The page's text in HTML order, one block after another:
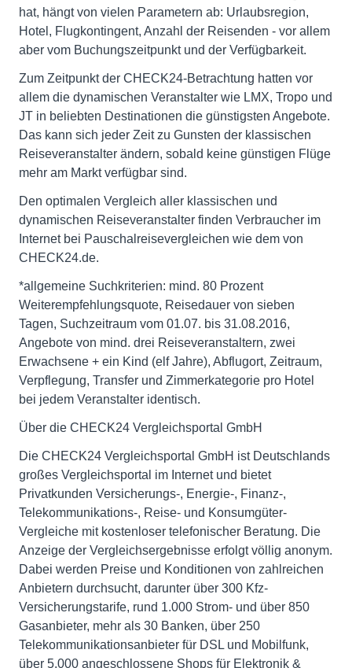
hat, hängt von vielen Parametern ab: Urlaubsregion,
Hotel, Flugkontingent, Anzahl der Reisenden - vor allem
aber vom Buchungszeitpunkt und der Verfügbarkeit.
Zum Zeitpunkt der CHECK24-Betrachtung hatten vor
allem die dynamischen Veranstalter wie LMX, Tropo und
JT in beliebten Destinationen die günstigsten Angebote.
Das kann sich jeder Zeit zu Gunsten der klassischen
Reiseveranstalter ändern, sobald keine günstigen Flüge
mehr am Markt verfügbar sind.
Den optimalen Vergleich aller klassischen und
dynamischen Reiseveranstalter finden Verbraucher im
Internet bei Pauschalreisevergleichen wie dem von
CHECK24.de.
*allgemeine Suchkriterien: mind. 80 Prozent
Weiterempfehlungsquote, Reisedauer von sieben
Tagen, Suchzeitraum vom 01.07. bis 31.08.2016,
Angebote von mind. drei Reiseveranstaltern, zwei
Erwachsene + ein Kind (elf Jahre), Abflugort, Zeitraum,
Verpflegung, Transfer und Zimmerkategorie pro Hotel
bei jedem Veranstalter identisch.
Über die CHECK24 Vergleichsportal GmbH
Die CHECK24 Vergleichsportal GmbH ist Deutschlands
großes Vergleichsportal im Internet und bietet
Privatkunden Versicherungs-, Energie-, Finanz-,
Telekommunikations-, Reise- und Konsumgüter-
Vergleiche mit kostenloser telefonischer Beratung. Die
Anzeige der Vergleichsergebnisse erfolgt völlig anonym.
Dabei werden Preise und Konditionen von zahlreichen
Anbietern durchsucht, darunter über 300 Kfz-
Versicherungstarife, rund 1.000 Strom- und über 850
Gasanbieter, mehr als 30 Banken, über 250
Telekommunikationsanbieter für DSL und Mobilfunk,
über 5.000 angeschlossene Shops für Elektronik &